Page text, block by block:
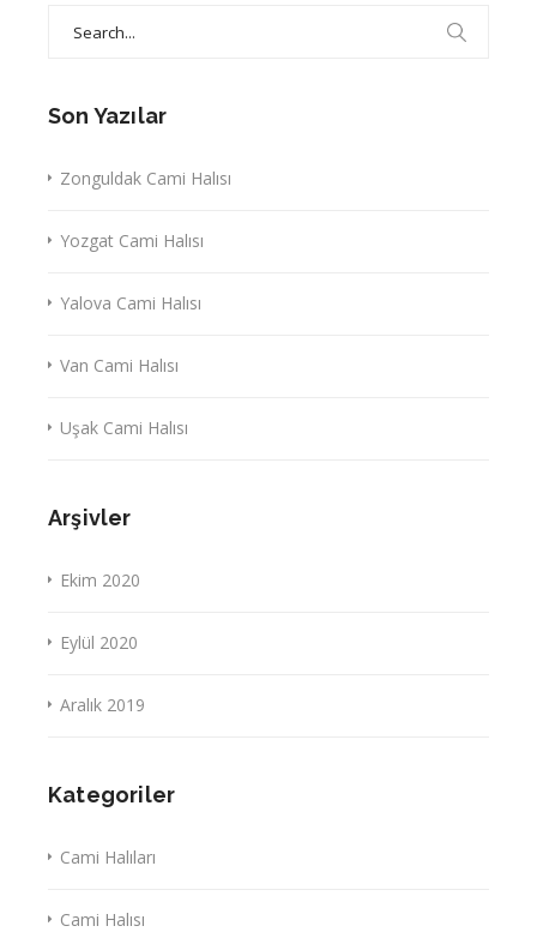
Son Yazılar
Zonguldak Cami Halısı
Yozgat Cami Halısı
Yalova Cami Halısı
Van Cami Halısı
Uşak Cami Halısı
Arşivler
Ekim 2020
Eylül 2020
Aralık 2019
Kategoriler
Cami Halıları
Cami Halısı